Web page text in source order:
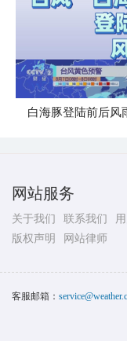
白海豚登陆前后风
网站服务
关于我们 联系我们
版权声明
网站律师
客服邮箱：